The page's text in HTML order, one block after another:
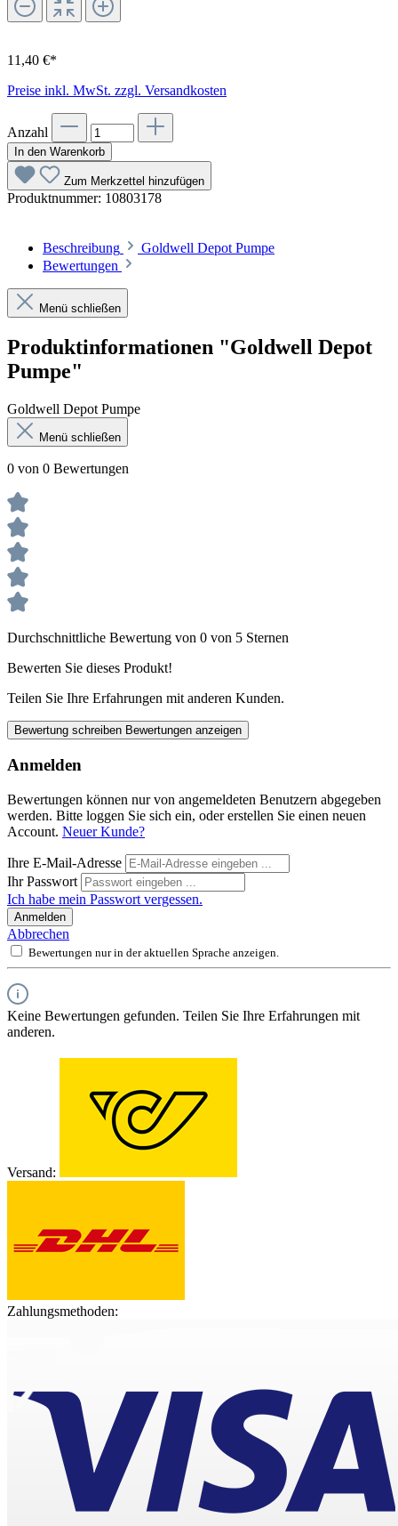
11,40 €*
Preise inkl. MwSt. zzgl. Versandkosten
Anzahl
In den Warenkorb
Zum Merkzettel hinzufügen
Produktnummer: 10803178
Beschreibung
Goldwell Depot Pumpe
Bewertungen
Menü schließen
Produktinformationen "Goldwell Depot
Pumpe"
Goldwell Depot Pumpe
Menü schließen
0 von 0 Bewertungen
Durchschnittliche Bewertung von 0 von 5 Sternen
Bewerten Sie dieses Produkt!
Teilen Sie Ihre Erfahrungen mit anderen Kunden.
Bewertung schreiben Bewertungen anzeigen
Anmelden
Bewertungen können nur von angemeldeten Benutzern abgegeben
werden. Bitte loggen Sie sich ein, oder erstellen Sie einen neuen
Account. Neuer Kunde?
Ihre E-Mail-Adresse
Ihr Passwort
Ich habe mein Passwort vergessen.
Anmelden
Abbrechen
Bewertungen nur in der aktuellen Sprache anzeigen.
Keine Bewertungen gefunden. Teilen Sie Ihre Erfahrungen mit
anderen.
Versand:
Zahlungsmethoden: